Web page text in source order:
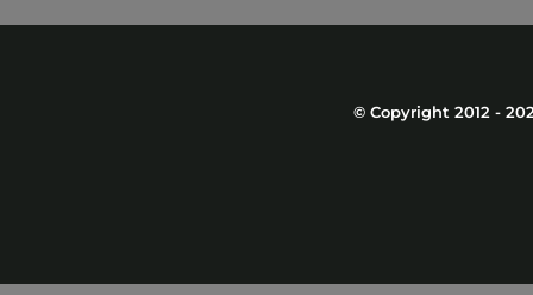
© Copyright 2012 -